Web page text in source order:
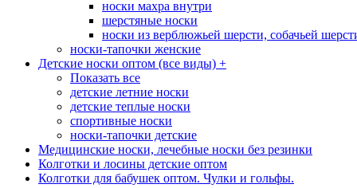
носки махра внутри
шерстяные носки
носки из верблюжьей шерсти, собачьей
носки-тапочки женские
Детские носки оптом (все виды) +
Показать все
детские летние носки
детские теплые носки
спортивные носки
носки-тапочки детские
Медицинские носки, лечебные носки без резинки
Колготки и лосины детские оптом
Колготки для бабушек оптом. Чулки и гольфы.